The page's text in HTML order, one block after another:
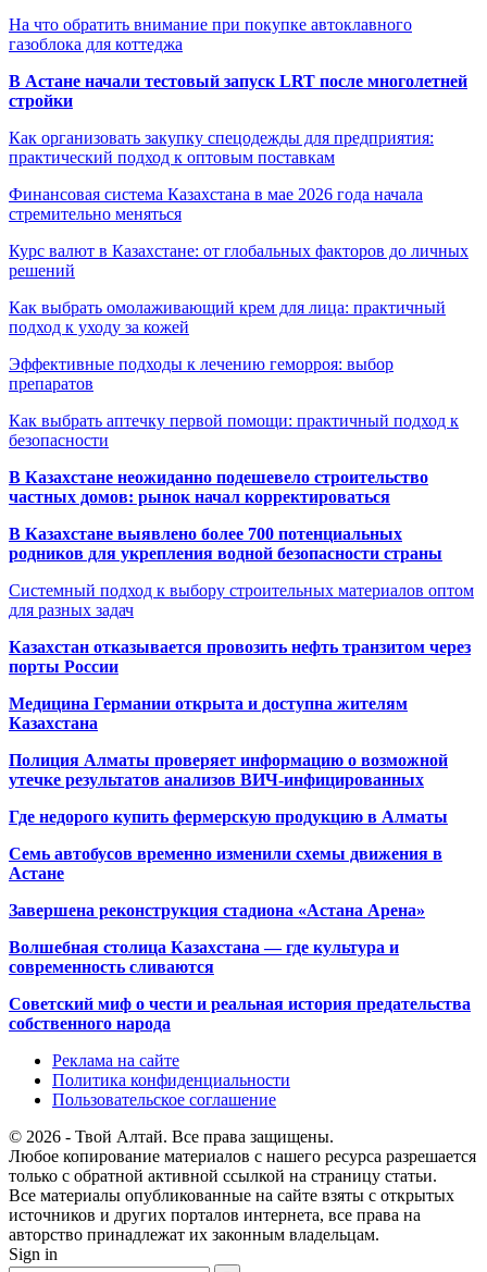
На что обратить внимание при покупке автоклавного
газоблока для коттеджа
В Астане начали тестовый запуск LRT после многолетней
стройки
Как организовать закупку спецодежды для предприятия:
практический подход к оптовым поставкам
Финансовая система Казахстана в мае 2026 года начала
стремительно меняться
Курс валют в Казахстане: от глобальных факторов до личных
решений
Как выбрать омолаживающий крем для лица: практичный
подход к уходу за кожей
Эффективные подходы к лечению геморроя: выбор
препаратов
Как выбрать аптечку первой помощи: практичный подход к
безопасности
В Казахстане неожиданно подешевело строительство
частных домов: рынок начал корректироваться
В Казахстане выявлено более 700 потенциальных
родников для укрепления водной безопасности страны
Системный подход к выбору строительных материалов оптом
для разных задач
Казахстан отказывается провозить нефть транзитом через
порты России
Медицина Германии открыта и доступна жителям
Казахстана
Полиция Алматы проверяет информацию о возможной
утечке результатов анализов ВИЧ-инфицированных
Где недорого купить фермерскую продукцию в Алматы
Семь автобусов временно изменили схемы движения в
Астане
Завершена реконструкция стадиона «Астана Арена»
Волшебная столица Казахстана — где культура и
современность сливаются
Советский миф о чести и реальная история предательства
собственного народа
Реклама на сайте
Политика конфиденциальности
Пользовательское соглашение
© 2026 - Твой Алтай. Все права защищены.
Любое копирование материалов с нашего ресурса разрешается
только с обратной активной ссылкой на страницу статьи.
Все материалы опубликованные на сайте взяты с открытых
источников и других порталов интернета, все права на
авторство принадлежат их законным владельцам.
Sign in